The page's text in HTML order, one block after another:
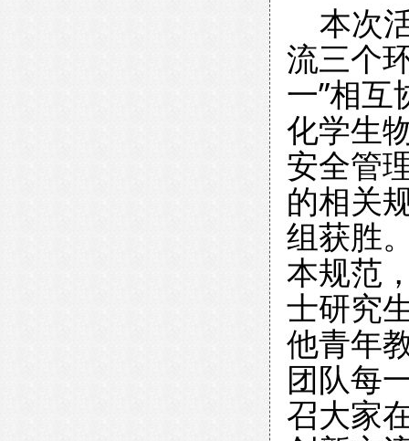
本次
流三个
一”相
化学生
安全管
的相关
组获胜
本规范
士研究
他青年
团队每
召大家